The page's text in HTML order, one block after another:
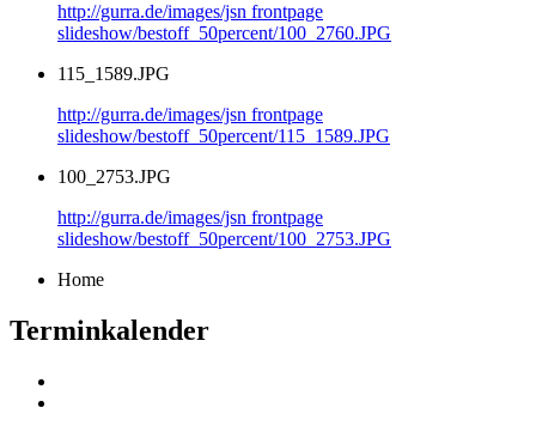
http://gurra.de/images/jsn frontpage
slideshow/bestoff_50percent/100_2760.JPG
115_1589.JPG
http://gurra.de/images/jsn frontpage
slideshow/bestoff_50percent/115_1589.JPG
100_2753.JPG
http://gurra.de/images/jsn frontpage
slideshow/bestoff_50percent/100_2753.JPG
Home
Terminkalender